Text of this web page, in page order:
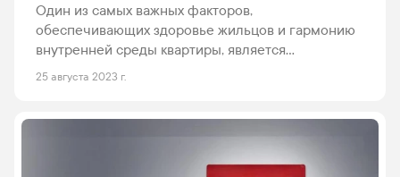
Один из самых важных факторов,
обеспечивающих здоровье жильцов и гармонию
внутренней среды квартиры, является
вентиляция. Система вентилирования устраняет
MirCli решила раскрыть важную роль вентиляции
25 августа 2023 г.